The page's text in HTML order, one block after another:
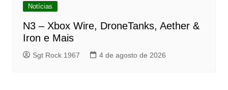
Notícias
N3 – Xbox Wire, DroneTanks, Aether &
Iron e Mais
Sgt Rock 1967 4 de agosto de 2026